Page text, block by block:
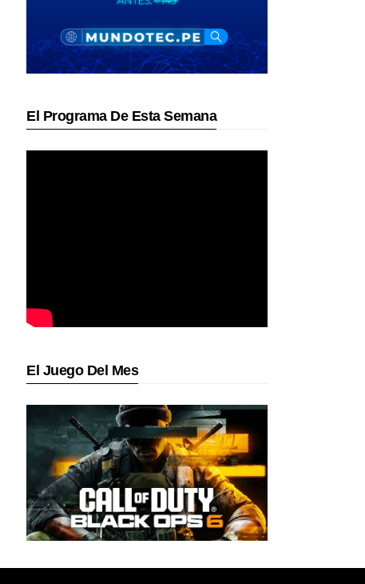
El Programa De Esta Semana
El Juego Del Mes